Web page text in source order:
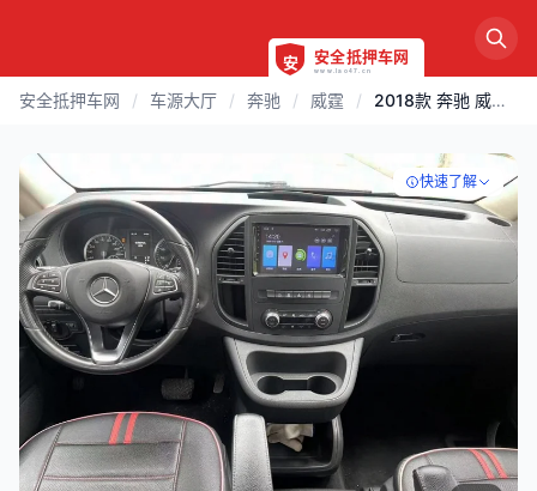
安全抵押车网 / 车源大厅 / 奔驰 / 威霆 / 2018款 奔驰 威霆 | 郑州
快速了解